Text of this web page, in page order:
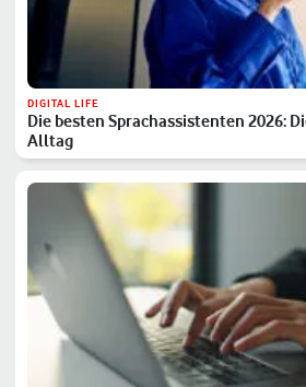
DIGITAL LIFE
Die besten Sprachassistenten 2026:
Alltag